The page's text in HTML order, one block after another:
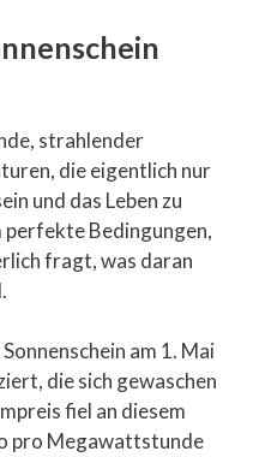
strahlender
die eigentlich nur
und das Leben zu
perfekte Bedingungen,
fragt, was daran
am 1. Mai
die sich gewaschen
fiel an diesem
pro Megawattstunde